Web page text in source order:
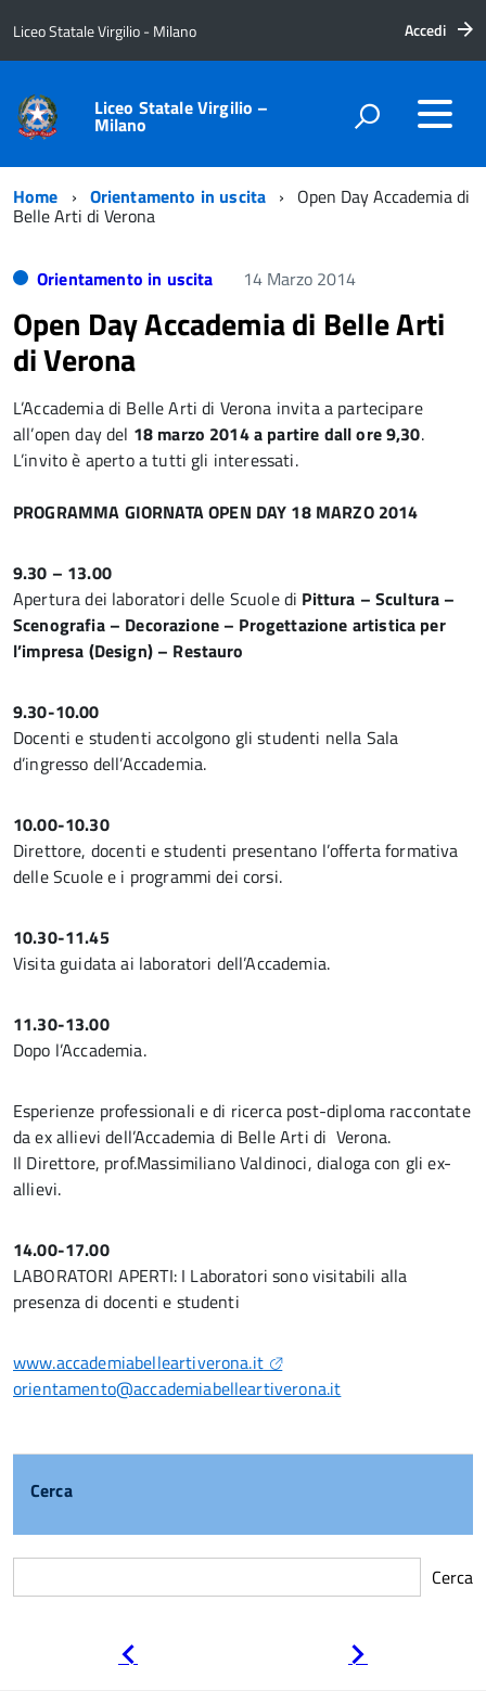
Liceo Statale Virgilio - Milano Accedi
Liceo Statale Virgilio –
Milano
Home Orientamento in uscita Open Day Accademia di
Belle Arti di Verona
Orientamento in uscita 14 Marzo 2014
Open Day Accademia di Belle Arti
di Verona
L’Accademia di Belle Arti di Verona invita a partecipare
all’open day del 18 marzo 2014 a partire dall ore 9,30.
L’invito è aperto a tutti gli interessati.
PROGRAMMA GIORNATA OPEN DAY 18 MARZO 2014
9.30 – 13.00
Apertura dei laboratori delle Scuole di Pittura – Scultura –
Scenografia – Decorazione – Progettazione artistica per
l’impresa (Design) – Restauro
9.30-10.00
Docenti e studenti accolgono gli studenti nella Sala
d’ingresso dell’Accademia.
10.00-10.30
Direttore, docenti e studenti presentano l’offerta formativa
delle Scuole e i programmi dei corsi.
10.30-11.45
Visita guidata ai laboratori dell’Accademia.
11.30-13.00
Dopo l’Accademia.
Esperienze professionali e di ricerca post-diploma raccontate
da ex allievi dell’Accademia di Belle Arti di Verona.
Il Direttore, prof.Massimiliano Valdinoci, dialoga con gli ex-
allievi.
14.00-17.00
LABORATORI APERTI: I Laboratori sono visitabili alla
presenza di docenti e studenti
www.accademiabelleartiverona.it
orientamento@accademiabelleartiverona.it
Cerca
Cerca